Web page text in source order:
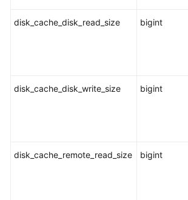
GET_ALL_TSC_INFO
disk_cache_disk_read_size bigint
disk_cache_disk_write_size bigint
disk_cache_remote_read_size bigint